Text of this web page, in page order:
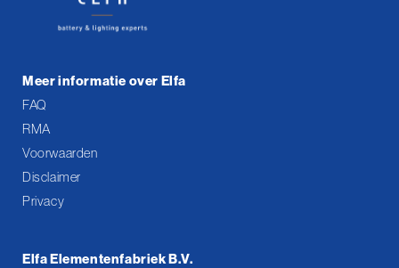
Meer informatie over Elfa
FAQ
RMA
Voorwaarden
Disclaimer
Privacy
Elfa Elementenfabriek B.V.